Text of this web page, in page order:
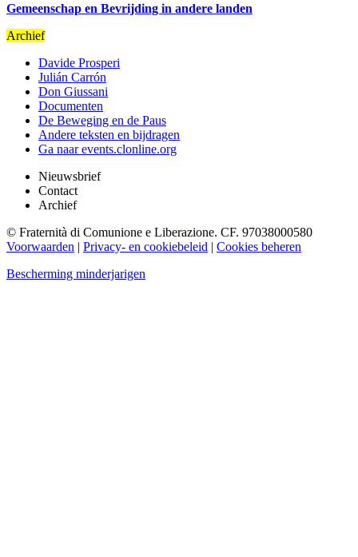
Gemeenschap en Bevrijding in andere landen
Archief
Davide Prosperi
Julián Carrón
Don Giussani
Documenten
De Beweging en de Paus
Andere teksten en bijdragen
Ga naar events.clonline.org
Nieuwsbrief
Contact
Archief
© Fraternità di Comunione e Liberazione. CF. 97038000580
Voorwaarden | Privacy- en cookiebeleid | Cookies beheren
Bescherming minderjarigen